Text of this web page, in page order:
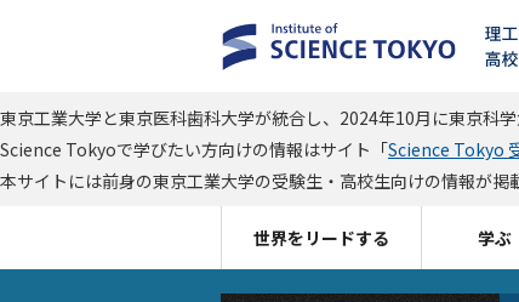
東京工業大学と東京医科歯科大学が統合し、2024年10月に東京科
Science Tokyoで学びたい方向けの情報はサイト「Science Tokyo
本サイトには前身の東京工業大学の受験生・高校生向けの情報が
世界をリードする 学ぶ